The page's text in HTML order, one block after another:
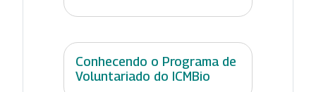
Conhecendo o Programa de
Voluntariado do ICMBio